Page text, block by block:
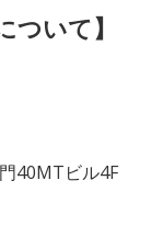
ついて】
40MTビル4F